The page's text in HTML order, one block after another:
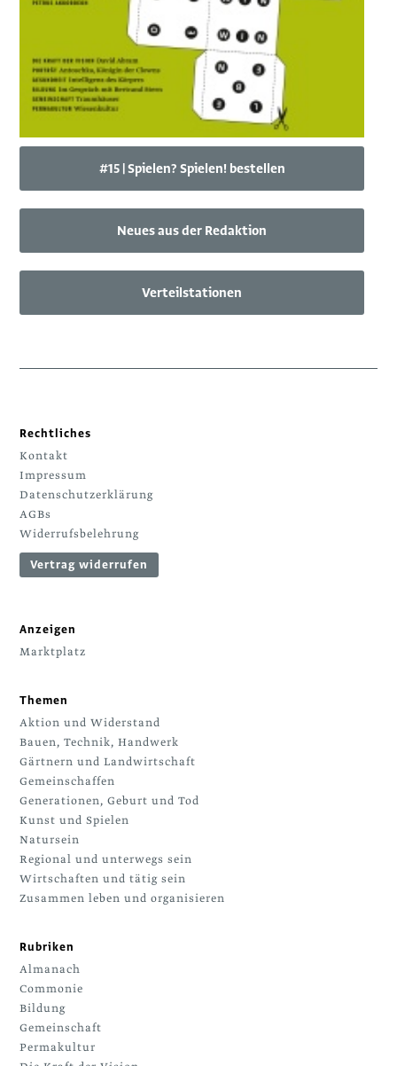
#15 | Spielen? Spielen! bestellen
Neues aus der Redaktion
Verteilstationen
Rechtliches
Kontakt
Impressum
Datenschutzerklärung
AGBs
Widerrufsbelehrung
Vertrag widerrufen
Anzeigen
Marktplatz
Themen
Aktion und Widerstand
Bauen, Technik, Handwerk
Gärtnern und Landwirtschaft
Gemeinschaffen
Generationen, Geburt und Tod
Kunst und Spielen
Natursein
Regional und unterwegs sein
Wirtschaften und tätig sein
Zusammen leben und organisieren
Rubriken
Almanach
Commonie
Bildung
Gemeinschaft
Permakultur